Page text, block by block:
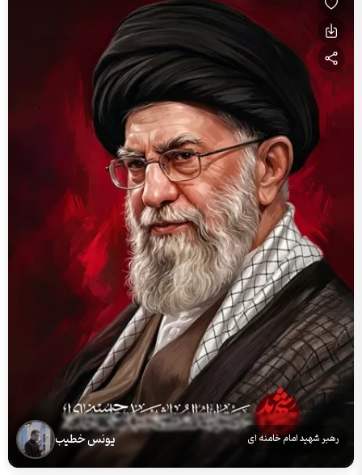
رهبر شهید امام خامنه ای یونس خطیب